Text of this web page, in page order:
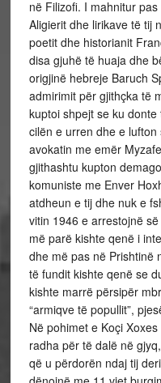
në Filizofi. I mahnitur
Aligierit dhe lirikave të tij
poetit dhe historianit
disa gjuhë të huaja dhe
origjinë hebreje Baruch
admirimit për gjithçka të
kuptoi shpejt se ku
cilën e urren dhe e
avokatin me emër
gjithashtu kupton
komuniste me Enver
atdheun e tij dhe nuk e
vitin 1946 e arrestojnë
më parë kishte qenë i
dhe më pas në Prishtinë
të fundit kishte qenë se
kishte marrë përsipër
“armiqve të popullit”,
Në pohimet e Koçi
radha për të dalë në
që u përdorën ndaj tij